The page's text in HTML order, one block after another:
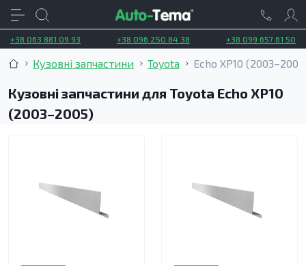
+38 063 881 09 93 +38 096 250 84 38 +38 099 657 61 50
Кузовні запчастини Toyota Echo XP10
Кузовні запчастини для Toyota Echo XP10
(2003–2005)